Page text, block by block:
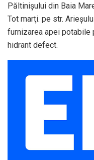
Păltinișului din Baia
Tot marţi. pe str.
furnizarea apei potabile
hidrant defect.